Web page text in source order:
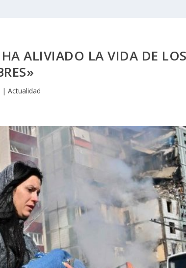
ALIVIADO LA VIDA DE
|Actualidad